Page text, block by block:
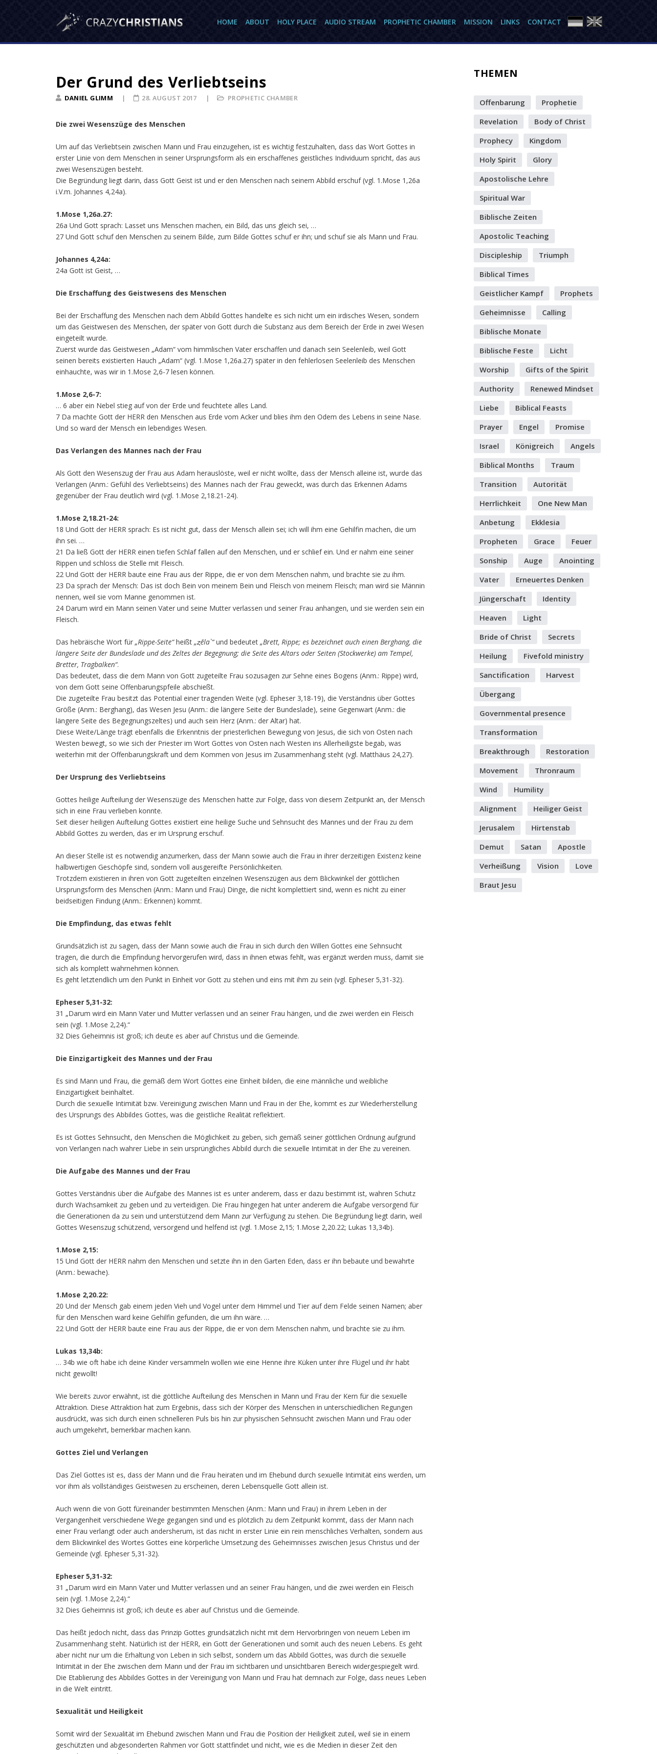
HOME ABOUT HOLY PLACE AUDIO STREAM PROPHETIC CHAMBER MISSION LINKS CONTACT
Der Grund des Verliebtseins
DANIEL GLIMM PROPHETIC CHAMBER
28. AUGUST 2017
Die zwei Wesenszüge des Menschen
Um auf das Verliebtsein zwischen Mann und Frau einzugehen, ist es wichtig festzuhalten, dass das Wort Gottes in
erster Linie von dem Menschen in seiner Ursprungsform als ein erschaffenes geistliches Individuum spricht, das aus
zwei Wesenszügen besteht.
Die Begründung liegt darin, dass Gott Geist ist und er den Menschen nach seinem Abbild erschuf (vgl. 1.Mose 1,26a
i.V.m. Johannes 4,24a).
1.Mose 1,26a.27:
26a Und Gott sprach: Lasset uns Menschen machen, ein Bild, das uns gleich sei, …
27 Und Gott schuf den Menschen zu seinem Bilde, zum Bilde Gottes schuf er ihn; und schuf sie als Mann und Frau.
Johannes 4,24a:
24a Gott ist Geist, …
Die Erschaffung des Geistwesens des Menschen
Bei der Erschaffung des Menschen nach dem Abbild Gottes handelte es sich nicht um ein irdisches Wesen, sondern
um das Geistwesen des Menschen, der später von Gott durch die Substanz aus dem Bereich der Erde in zwei Wesen
eingeteilt wurde.
Zuerst wurde das Geistwesen „Adam“ vom himmlischen Vater erschaffen und danach sein Seelenleib, weil Gott
seinen bereits existierten Hauch „Adam“ (vgl. 1.Mose 1,26a.27) später in den fehlerlosen Seelenleib des Menschen
einhauchte, was wir in 1.Mose 2,6-7 lesen können.
1.Mose 2,6-7:
… 6 aber ein Nebel stieg auf von der Erde und feuchtete alles Land.
7 Da machte Gott der HERR den Menschen aus Erde vom Acker und blies ihm den Odem des Lebens in seine Nase.
Und so ward der Mensch ein lebendiges Wesen.
Das Verlangen des Mannes nach der Frau
Als Gott den Wesenszug der Frau aus Adam herauslöste, weil er nicht wollte, dass der Mensch alleine ist, wurde das
Verlangen (Anm.: Gefühl des Verliebtseins) des Mannes nach der Frau geweckt, was durch das Erkennen Adams
gegenüber der Frau deutlich wird (vgl. 1.Mose 2,18.21-24).
1.Mose 2,18.21-24:
18 Und Gott der HERR sprach: Es ist nicht gut, dass der Mensch allein sei; ich will ihm eine Gehilfin machen, die um
ihn sei. …
21 Da ließ Gott der HERR einen tiefen Schlaf fallen auf den Menschen, und er schlief ein. Und er nahm eine seiner
Rippen und schloss die Stelle mit Fleisch.
22 Und Gott der HERR baute eine Frau aus der Rippe, die er von dem Menschen nahm, und brachte sie zu ihm.
23 Da sprach der Mensch: Das ist doch Bein von meinem Bein und Fleisch von meinem Fleisch; man wird sie Männin
nennen, weil sie vom Manne genommen ist.
24 Darum wird ein Mann seinen Vater und seine Mutter verlassen und seiner Frau anhangen, und sie werden sein ein
Fleisch.
Das hebräische Wort für „Rippe-Seite“heißt „ȥēla`“und bedeutet „Brett, Rippe; es bezeichnet auch einen Berghang, die
längere Seite der Bundeslade und des Zeltes der Begegnung; die Seite des Altars oder Seiten (Stockwerke) am Tempel,
Bretter, Tragbalken“.
Das bedeutet, dass die dem Mann von Gott zugeteilte Frau sozusagen zur Sehne eines Bogens (Anm.: Rippe) wird,
von dem Gott seine Offenbarungspfeile abschießt.
Die zugeteilte Frau besitzt das Potential einer tragenden Weite (vgl. Epheser 3,18-19), die Verständnis über Gottes
Größe (Anm.: Berghang), das Wesen Jesu (Anm.: die längere Seite der Bundeslade), seine Gegenwart (Anm.: die
längere Seite des Begegnungszeltes) und auch sein Herz (Anm.: der Altar) hat.
Diese Weite/Länge trägt ebenfalls die Erkenntnis der priesterlichen Bewegung von Jesus, die sich von Osten nach
Westen bewegt, so wie sich der Priester im Wort Gottes von Osten nach Westen ins Allerheiligste begab, was
weiterhin mit der Offenbarungskraft und dem Kommen von Jesus im Zusammenhang steht (vgl. Matthäus 24,27).
Der Ursprung des Verliebtseins
Gottes heilige Aufteilung der Wesenszüge des Menschen hatte zur Folge, dass von diesem Zeitpunkt an, der Mensch
sich in eine Frau verlieben konnte.
Seit dieser heiligen Aufteilung Gottes existiert eine heilige Suche und Sehnsucht des Mannes und der Frau zu dem
Abbild Gottes zu werden, das er im Ursprung erschuf.
An dieser Stelle ist es notwendig anzumerken, dass der Mann sowie auch die Frau in ihrer derzeitigen Existenz keine
halbwertigen Geschöpfe sind, sondern voll ausgereifte Persönlichkeiten.
Trotzdem existieren in ihren von Gott zugeteilten einzelnen Wesenszügen aus dem Blickwinkel der göttlichen
Ursprungsform des Menschen (Anm.: Mann und Frau) Dinge, die nicht komplettiert sind, wenn es nicht zu einer
beidseitigen Findung (Anm.: Erkennen) kommt.
Die Empfindung, das etwas fehlt
Grundsätzlich ist zu sagen, dass der Mann sowie auch die Frau in sich durch den Willen Gottes eine Sehnsucht
tragen, die durch die Empfindung hervorgerufen wird, dass in ihnen etwas fehlt, was ergänzt werden muss, damit sie
sich als komplett wahrnehmen können.
Es geht letztendlich um den Punkt in Einheit vor Gott zu stehen und eins mit ihm zu sein (vgl. Epheser 5,31-32).
Epheser 5,31-32:
31 „Darum wird ein Mann Vater und Mutter verlassen und an seiner Frau hängen, und die zwei werden ein Fleisch
sein (vgl. 1.Mose 2,24).“
32 Dies Geheimnis ist groß; ich deute es aber auf Christus und die Gemeinde.
Die Einzigartigkeit des Mannes und der Frau
Es sind Mann und Frau, die gemäß dem Wort Gottes eine Einheit bilden, die eine männliche und weibliche
Einzigartigkeit beinhaltet.
Durch die sexuelle Intimität bzw. Vereinigung zwischen Mann und Frau in der Ehe, kommt es zur Wiederherstellung
des Ursprungs des Abbildes Gottes, was die geistliche Realität reflektiert.
Es ist Gottes Sehnsucht, den Menschen die Möglichkeit zu geben, sich gemäß seiner göttlichen Ordnung aufgrund
von Verlangen nach wahrer Liebe in sein ursprüngliches Abbild durch die sexuelle Intimität in der Ehe zu vereinen.
Die Aufgabe des Mannes und der Frau
Gottes Verständnis über die Aufgabe des Mannes ist es unter anderem, dass er dazu bestimmt ist, wahren Schutz
durch Wachsamkeit zu geben und zu verteidigen. Die Frau hingegen hat unter anderem die Aufgabe versorgend für
die Generationen da zu sein und unterstützend dem Mann zur Verfügung zu stehen. Die Begründung liegt darin, weil
Gottes Wesenszug schützend, versorgend und helfend ist (vgl. 1.Mose 2,15; 1.Mose 2,20.22; Lukas 13,34b).
1.Mose 2,15:
15 Und Gott der HERR nahm den Menschen und setzte ihn in den Garten Eden, dass er ihn bebaute und bewahrte
(Anm.: bewache).
1.Mose 2,20.22:
20 Und der Mensch gab einem jeden Vieh und Vogel unter dem Himmel und Tier auf dem Felde seinen Namen; aber
für den Menschen ward keine Gehilfin gefunden, die um ihn wäre. …
22 Und Gott der HERR baute eine Frau aus der Rippe, die er von dem Menschen nahm, und brachte sie zu ihm.
Lukas 13,34b:
… 34b wie oft habe ich deine Kinder versammeln wollen wie eine Henne ihre Küken unter ihre Flügel und ihr habt
nicht gewollt!
Wie bereits zuvor erwähnt, ist die göttliche Aufteilung des Menschen in Mann und Frau der Kern für die sexuelle
Attraktion. Diese Attraktion hat zum Ergebnis, dass sich der Körper des Menschen in unterschiedlichen Regungen
ausdrückt, was sich durch einen schnelleren Puls bis hin zur physischen Sehnsucht zwischen Mann und Frau oder
auch umgekehrt, bemerkbar machen kann.
Gottes Ziel und Verlangen
Das Ziel Gottes ist es, dass der Mann und die Frau heiraten und im Ehebund durch sexuelle Intimität eins werden, um
vor ihm als vollständiges Geistwesen zu erscheinen, deren Lebensquelle Gott allein ist.
Auch wenn die von Gott füreinander bestimmten Menschen (Anm.: Mann und Frau) in ihrem Leben in der
Vergangenheit verschiedene Wege gegangen sind und es plötzlich zu dem Zeitpunkt kommt, dass der Mann nach
einer Frau verlangt oder auch andersherum, ist das nicht in erster Linie ein rein menschliches Verhalten, sondern aus
dem Blickwinkel des Wortes Gottes eine körperliche Umsetzung des Geheimnisses zwischen Jesus Christus und der
Gemeinde (vgl. Epheser 5,31-32).
Epheser 5,31-32:
31 „Darum wird ein Mann Vater und Mutter verlassen und an seiner Frau hängen, und die zwei werden ein Fleisch
sein (vgl. 1.Mose 2,24).“
32 Dies Geheimnis ist groß; ich deute es aber auf Christus und die Gemeinde.
Das heißt jedoch nicht, dass das Prinzip Gottes grundsätzlich nicht mit dem Hervorbringen von neuem Leben im
Zusammenhang steht. Natürlich ist der HERR, ein Gott der Generationen und somit auch des neuen Lebens. Es geht
aber nicht nur um die Erhaltung von Leben in sich selbst, sondern um das Abbild Gottes, was durch die sexuelle
Intimität in der Ehe zwischen dem Mann und der Frau im sichtbaren und unsichtbaren Bereich widergespiegelt wird.
Die Etablierung des Abbildes Gottes in der Vereinigung von Mann und Frau hat demnach zur Folge, dass neues Leben
in die Welt eintritt.
Sexualität und Heiligkeit
Somit wird der Sexualität im Ehebund zwischen Mann und Frau die Position der Heiligkeit zuteil, weil sie in einem
geschützten und abgesonderten Rahmen vor Gott stattfindet und nicht, wie es die Medien in dieser Zeit den
THEMEN
Offenbarung
Prophetie
Revelation
Body of Christ
Prophecy
Kingdom
Holy Spirit
Glory
Apostolische Lehre
Spiritual War
Biblische Zeiten
Apostolic Teaching
Discipleship
Triumph
Biblical Times
Geistlicher Kampf
Prophets
Geheimnisse
Calling
Biblische Monate
Biblische Feste
Licht
Worship
Gifts of the Spirit
Authority
Renewed Mindset
Liebe
Biblical Feasts
Prayer
Engel
Promise
Israel
Königreich
Angels
Biblical Months
Traum
Transition
Autorität
Herrlichkeit
One New Man
Anbetung
Ekklesia
Propheten
Grace
Feuer
Sonship
Auge
Anointing
Vater
Erneuertes Denken
Jüngerschaft
Identity
Heaven
Light
Bride of Christ
Secrets
Heilung
Fivefold ministry
Sanctification
Harvest
Übergang
Governmental presence
Transformation
Breakthrough
Restoration
Movement
Thronraum
Wind
Humility
Alignment
Heiliger Geist
Jerusalem
Hirtenstab
Demut
Satan
Apostle
Verheißung
Vision
Love
Braut Jesu